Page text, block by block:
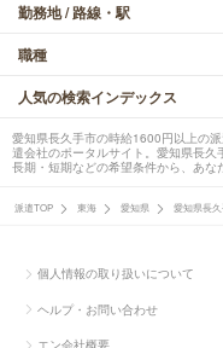
勤務地 / 路線・駅
職種
人気の検索インデックス
愛知県長久手市の時給1600円以上の
遣会社のポータルサイト。愛知県長久
長期・短期などの希望条件から、あな
派遣TOP 東海 愛知県 愛知県長
個人情報の取り扱いについて
ヘルプ・お問い合わせ